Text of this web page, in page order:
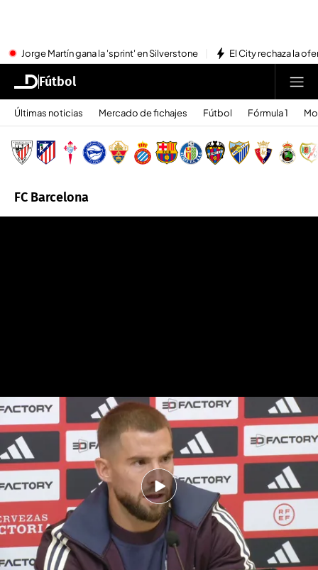
Jorge Martín gana la 'sprint' en Silverstone El City rechaza la
Fútbol
Últimas noticias Mercado de fichajes Fútbol Fórmula 1
FC Barcelona
Íñigo Martínez recalca la
importancia del psicólogo: "Hace
falta a día de hoy, cada vez hay más
presión"
Íñigo Martínez, sobre la importancia de la salud mental.
Joaquín Anduro
14 NOV 2023 - 13:56h.